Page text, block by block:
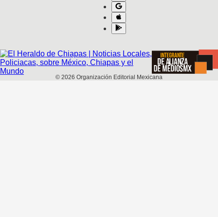
© 2026 Organización Editorial Mexicana